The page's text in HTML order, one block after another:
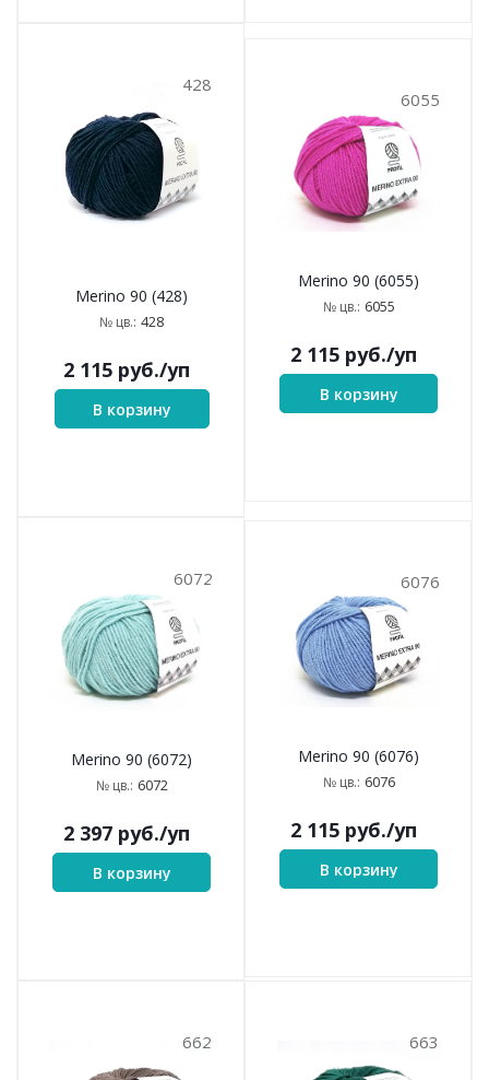
428
Merino 90 (428)
№ цв.: 428
2 115руб./уп
В корзину
6055
Merino 90 (6055)
№ цв.: 6055
2 115руб./уп
В корзину
6072
Merino 90 (6072)
№ цв.: 6072
2 397руб./уп
В корзину
6076
Merino 90 (6076)
№ цв.: 6076
2 115руб./уп
В корзину
662 663